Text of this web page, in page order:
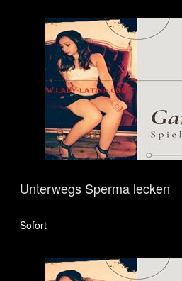
Unterwegs Sperma lecken
Sofort